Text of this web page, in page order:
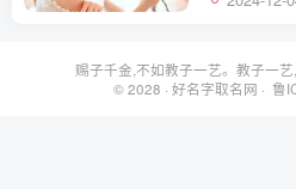
赐子千金,不如教子一艺。教子一
© 2028 · 好名字取名网 · 鲁